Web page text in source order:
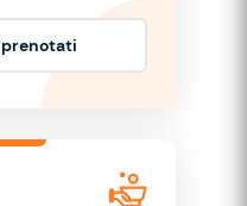
prenotati